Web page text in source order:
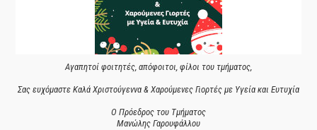
Αγαπητοί φοιτητές, απόφοιτοι, φίλοι του τμήματος,
Σας ευχόμαστε Καλά Χριστούγεννα & Χαρούμενες Γιορτές με Υγεία και Ευτυχία
Ο Πρόεδρος του Τμήματος
Μανώλης Γαρουφάλλου